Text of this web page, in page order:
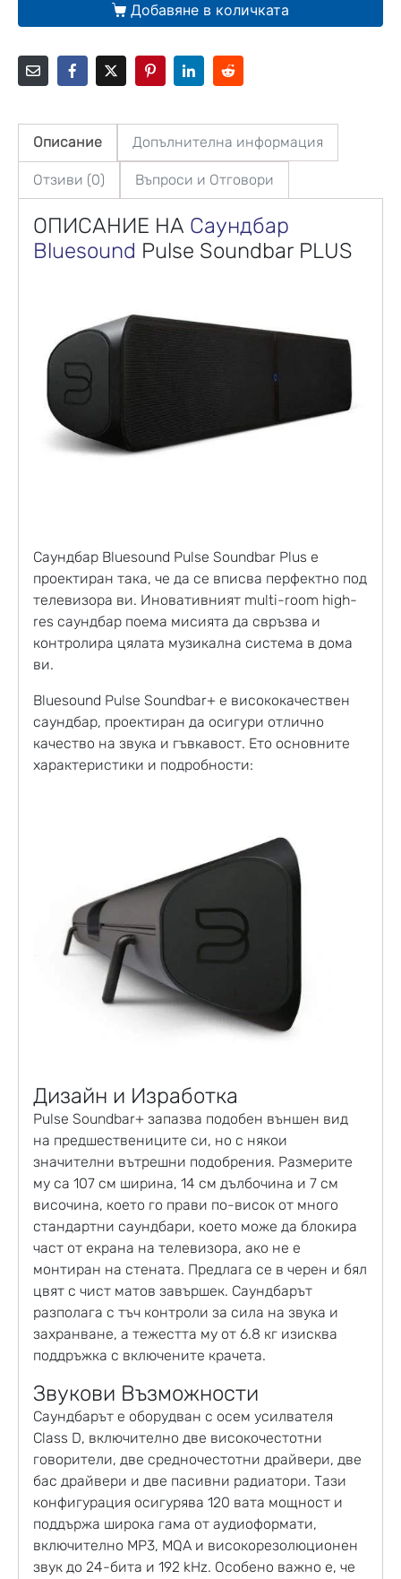
Добавяне в количката
Описание Допълнителна информация
Отзиви (0) Въпроси и Отговори
ОПИСАНИЕ НА Саундбар
Bluesound Pulse Soundbar PLUS
Саундбар Bluesound Pulse Soundbar Plus е
проектиран така, че да се вписва перфектно под
телевизора ви. Иновативният multi-room high-
res саундбар поема мисията да свръзва и
контролира цялата музикална система в дома
ви.
Bluesound Pulse Soundbar+ е висококачествен
саундбар, проектиран да осигури отлично
качество на звука и гъвкавост. Ето основните
характеристики и подробности:
Дизайн и Изработка
Pulse Soundbar+ запазва подобен външен вид
на предшествениците си, но с някои
значителни вътрешни подобрения. Размерите
му са 107 см ширина, 14 см дълбочина и 7 см
височина, което го прави по-висок от много
стандартни саундбари, което може да блокира
част от екрана на телевизора, ако не е
монтиран на стената. Предлага се в черен и бял
цвят с чист матов завършек. Саундбарът
разполага с тъч контроли за сила на звука и
захранване, а тежестта му от 6.8 кг изисква
поддръжка с включените крачета.
Звукови Възможности
Саундбарът е оборудван с осем усилвателя
Class D, включително две високочестотни
говорители, две средночестотни драйвери, две
бас драйвери и две пасивни радиатори. Тази
конфигурация осигурява 120 вата мощност и
поддържа широка гама от аудиоформати,
включително MP3, MQA и високорезолюционен
звук до 24-бита и 192 kHz. Особено важно е, че